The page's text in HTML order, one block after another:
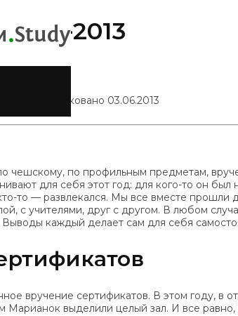
2013
Опубликовано 03.06.2013
чешскому, по профильным предметам,
для себя этот год: для кого-то он
то — развлекался. Мы все вместе
с учителями, друг с другом. В любом
Выводы каждый делает сам для себя
вручение сертификатов. В этом году, в
Марианок выделили целый зал. И все равно,